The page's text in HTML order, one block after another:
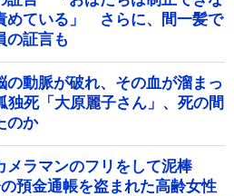
めている」 さらに、間一髪で
の証言も
の動脈が破れ、その血が溜まっ
死「大原麗子さん」、死の間
のか
メラマンのフリをして泥棒
預金通帳を盗まれた高齢女性